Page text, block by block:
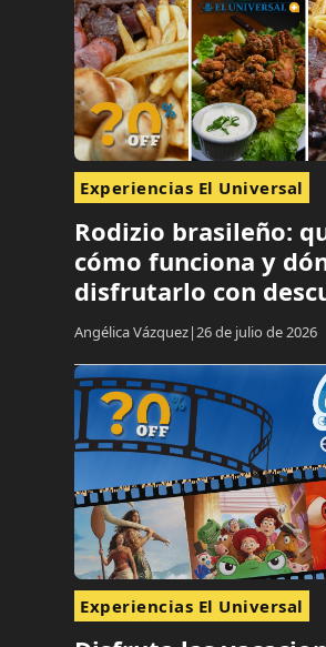
Experiencias El Universal
Rodizio brasileño:
cómo funciona y
disfrutarlo con
Angélica Vázquez 26 de julio de 2026
Experiencias El Universal